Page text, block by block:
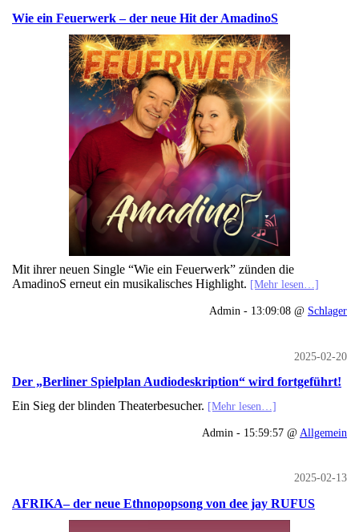
Wie ein Feuerwerk – der neue Hit der AmadinoS
Mit ihrer neuen Single “Wie ein Feuerwerk” zünden die
AmadinoS erneut ein musikalisches Highlight. [Mehr lesen…]
Admin - 13:09:08 @ Schlager
2025-02-20
Der „Berliner Spielplan Audiodeskription“ wird fortgeführt!
Ein Sieg der blinden Theaterbesucher. [Mehr lesen…]
Admin - 15:59:57 @ Allgemein
2025-02-13
AFRIKA– der neue Ethnopopsong von dee jay RUFUS